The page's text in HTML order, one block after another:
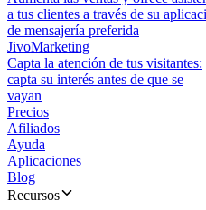
a tus clientes a través de su
de mensajería preferida
JivoMarketing
Capta la atención de tus visitantes:
capta su interés antes de que se
vayan
Precios
Afiliados
Ayuda
Aplicaciones
Blog
Recursos